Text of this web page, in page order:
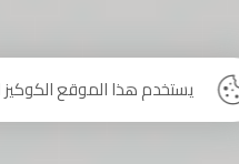
يستخدم هذا الموقع